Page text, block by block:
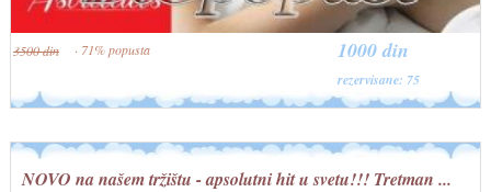
1000 din
rezervisane: 75
3500 din · 71% popusta
NOVO na našem tržištu - apsolutni hit u svetu!!! Tretman ...